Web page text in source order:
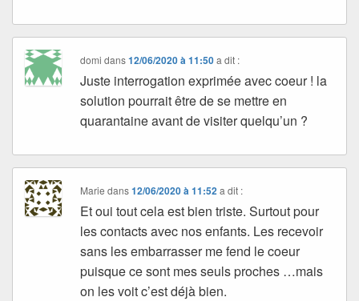
domi dans12/06/2020 à 11:50 a dit :
Juste interrogation exprimée avec coeur ! la
solution pourrait être de se mettre en
quarantaine avant de visiter quelqu’un ?
Marie dans12/06/2020 à 11:52 a dit :
Et oui tout cela est bien triste. Surtout pour
les contacts avec nos enfants. Les recevoir
sans les embarrasser me fend le coeur
puisque ce sont mes seuls proches …mais
on les voit c’est déjà bien.